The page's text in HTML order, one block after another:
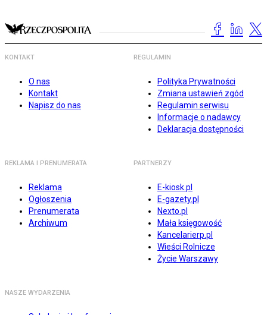
KONTAKT
O nas
Kontakt
Napisz do nas
REGULAMIN
Polityka Prywatności
Zmiana ustawień zgód
Regulamin serwisu
Informacje o nadawcy
Deklaracja dostępności
REKLAMA I PRENUMERATA
Reklama
Ogłoszenia
Prenumerata
Archiwum
PARTNERZY
E-kiosk.pl
E-gazety.pl
Nexto.pl
Mała księgowość
Kancelarierp.pl
Wieści Rolnicze
Życie Warszawy
NASZE WYDARZENIA